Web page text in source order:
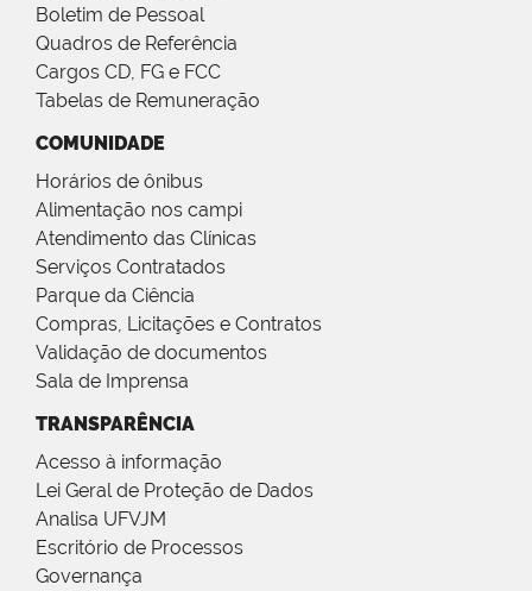
Boletim de Pessoal
Quadros de Referência
Cargos CD, FG e FCC
Tabelas de Remuneração
COMUNIDADE
Horários de ônibus
Alimentação nos campi
Atendimento das Clínicas
Serviços Contratados
Parque da Ciência
Compras, Licitações e Contratos
Validação de documentos
Sala de Imprensa
TRANSPARÊNCIA
Acesso à informação
Lei Geral de Proteção de Dados
Analisa UFVJM
Escritório de Processos
Governança